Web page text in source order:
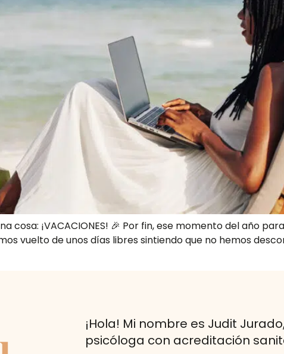
cosa: ¡VACACIONES! 🎉 Por fin, ese momento del año
vuelto de unos días libres sintiendo que no hemos
¡Hola! Mi nombre es Judit
psicóloga con acreditación